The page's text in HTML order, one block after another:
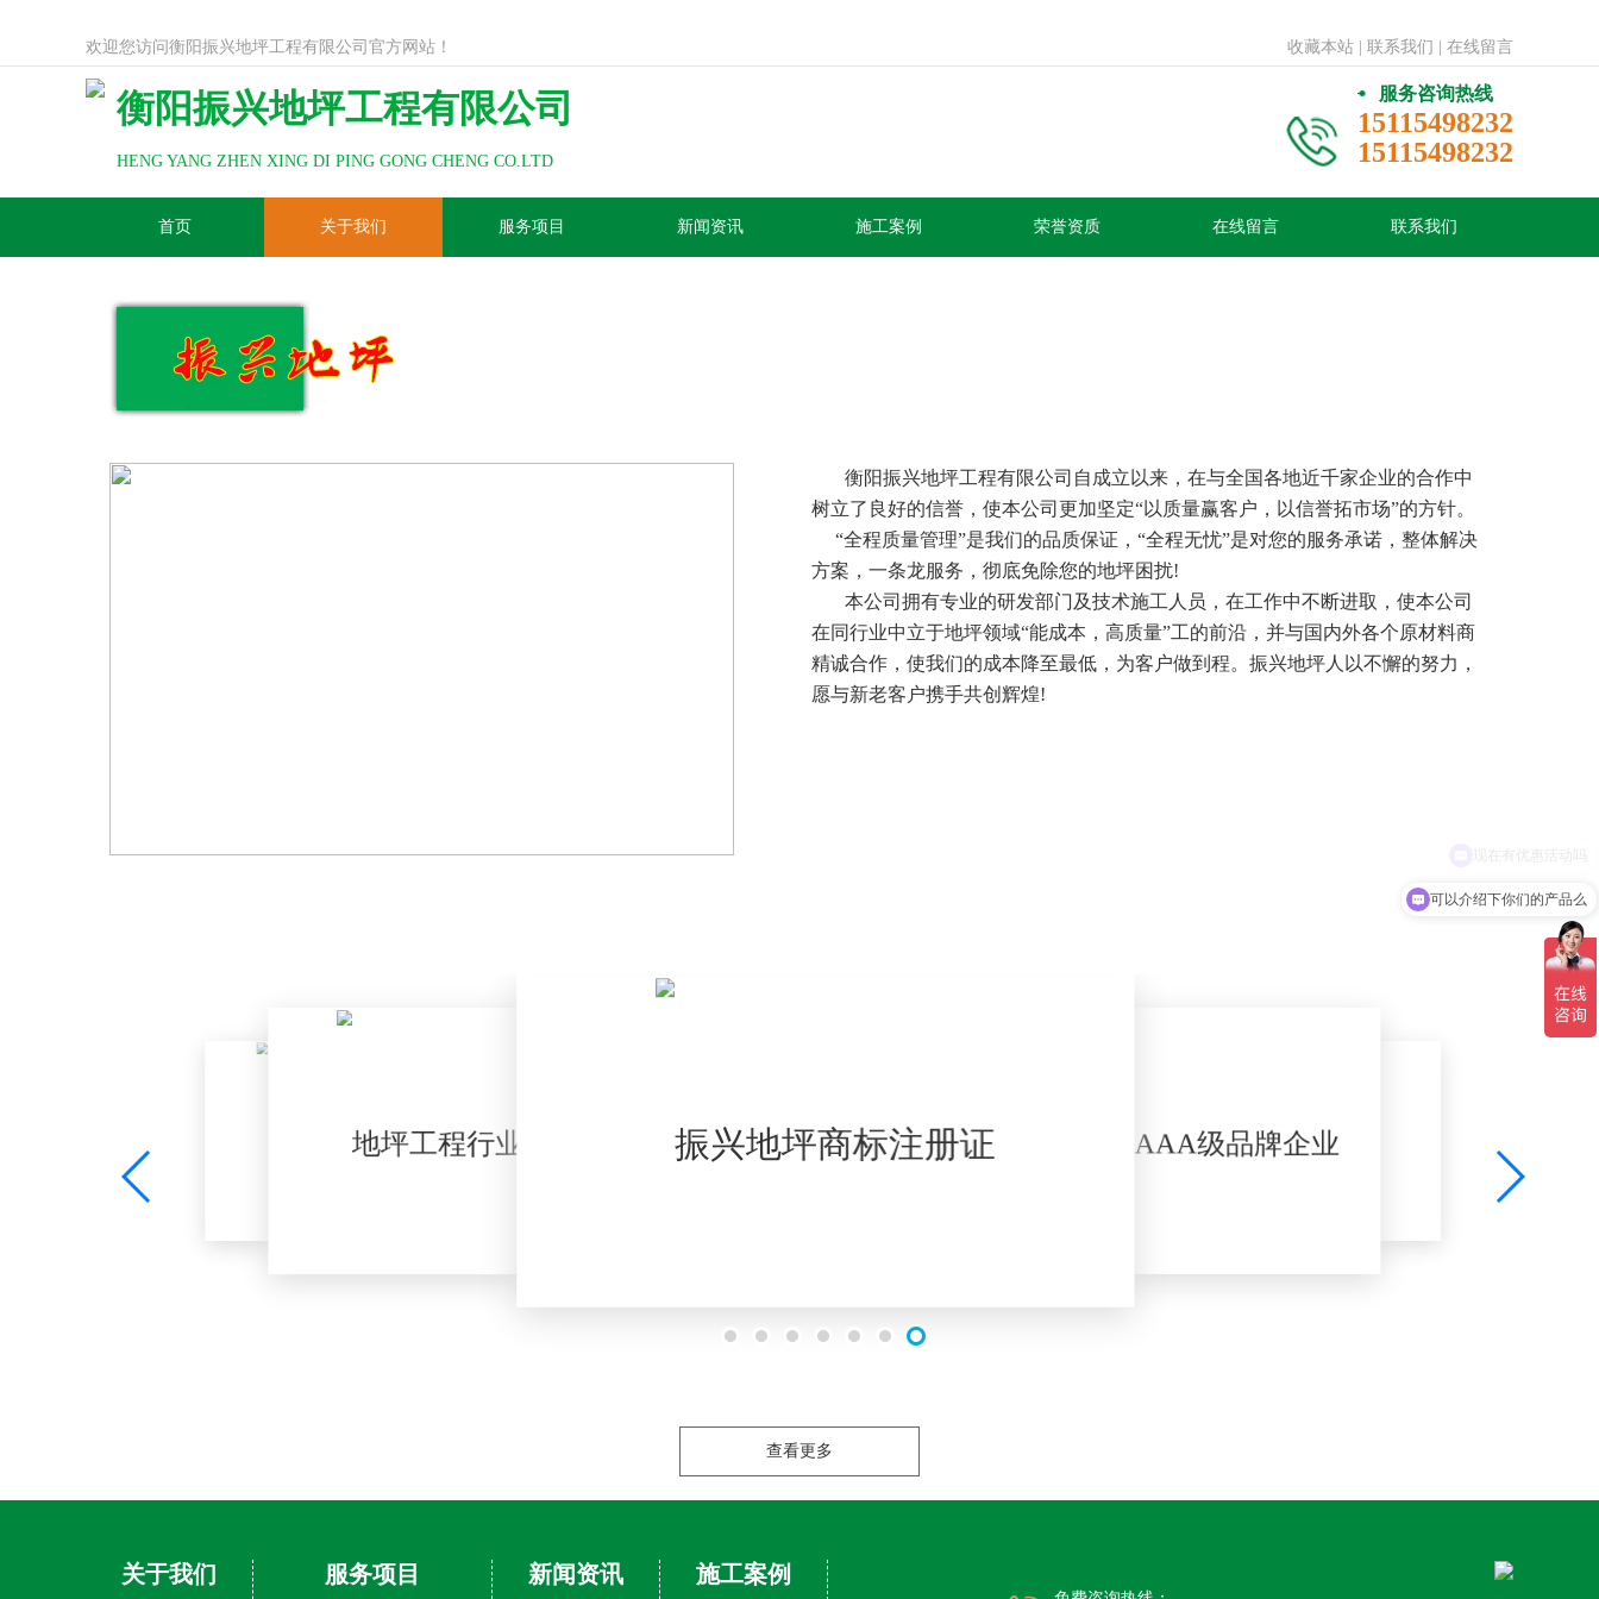
欢迎您访问衡阳振兴地坪工程有限公司官方网站！ 收藏本站 | 联系我们 | 在线留言
衡阳振兴地坪工程有限公司
HENG YANG ZHEN XING DI PING GONG CHENG CO.LTD
服务咨询热线
15115498232
15115498232
首页 关于我们 服务项目 新闻资讯 施工案例 荣誉资质 在线留言 联系我们
衡阳振兴地坪工程有限公司自成立以来，在与全国各地近千家企业的合作中
树立了良好的信誉，使本公司更加坚定“以质量赢客户，以信誉拓市场”的方针。
“全程质量管理”是我们的品质保证，“全程无忧”是对您的服务承诺，整体解决
方案，一条龙服务，彻底免除您的地坪困扰!
本公司拥有专业的研发部门及技术施工人员，在工作中不断进取，使本公司
在同行业中立于地坪领域“能成本，高质量”工的前沿，并与国内外各个原材料商
精诚合作，使我们的成本降至最低，为客户做到程。振兴地坪人以不懈的努力，
愿与新老客户携手共创辉煌!
查看更多
关于我们 服务项目 新闻资讯 施工案例
可以介绍下你们的产品么